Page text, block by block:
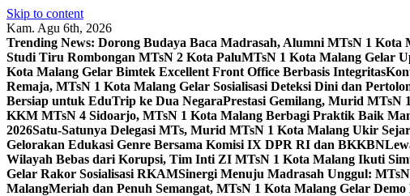
Skip to content
Kam. Agu 6th, 2026
Trending News: Dorong Budaya Baca Madrasah, Alumni MTsN 1
Studi Tiru Rombongan MTsN 2 Kota PaluMTsN 1 Kota Malang Gelar
Kota Malang Gelar Bimtek Excellent Front Office Berbasis Integritas
Remaja, MTsN 1 Kota Malang Gelar Sosialisasi Deteksi Dini dan
Bersiap untuk EduTrip ke Dua NegaraPrestasi Gemilang, Murid MTsN
KKM MTsN 4 Sidoarjo, MTsN 1 Kota Malang Berbagi Praktik Baik
2026Satu-Satunya Delegasi MTs, Murid MTsN 1 Kota Malang Ukir
Gelorakan Edukasi Genre Bersama Komisi IX DPR RI dan BKKBN
Wilayah Bebas dari Korupsi, Tim Inti ZI MTsN 1 Kota Malang Ikuti
Gelar Rakor Sosialisasi RKAMSinergi Menuju Madrasah Unggul:
MalangMeriah dan Penuh Semangat, MTsN 1 Kota Malang Gelar